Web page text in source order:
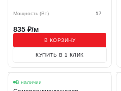
Мощность (Вт) 17
835 ₽/м
В КОРЗИНУ
КУПИТЬ В 1 КЛИК
В наличии